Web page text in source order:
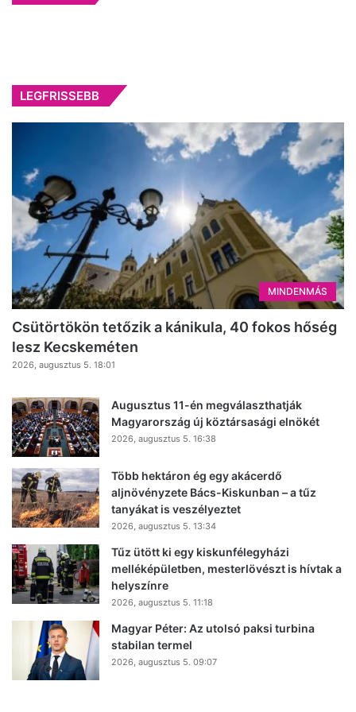
LEGFRISSEBB
MINDENMÁS
Csütörtökön tetőzik a kánikula, 40 fokos hőség
lesz Kecskeméten
2026, augusztus 5. 18:01
Augusztus 11-én megválaszthatják
Magyarország új köztársasági elnökét
2026, augusztus 5. 16:38
Több hektáron ég egy akácerdő
aljnövényzete Bács-Kiskunban – a tűz
tanyákat is veszélyeztet
2026, augusztus 5. 13:34
Tűz ütött ki egy kiskunfélegyházi
melléképületben, mesterlövészt is hívtak a
helyszínre
2026, augusztus 5. 11:18
Magyar Péter: Az utolsó paksi turbina
stabilan termel
2026, augusztus 5. 09:07